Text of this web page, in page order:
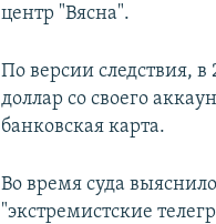
центр "Вясна".
По версии следствия, в
доллар со своего
банковская карта.
Во время суда
"экстремистские